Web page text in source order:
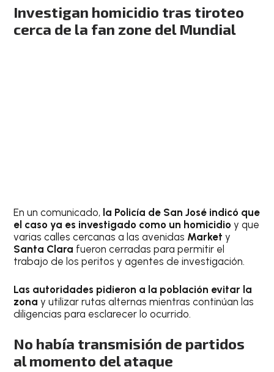
Investigan homicidio tras tiroteo
cerca de la fan zone del Mundial
En un comunicado, la Policía de San José indicó que
el caso ya es investigado como un homicidio y que
varias calles cercanas a las avenidas Market y
Santa Clara fueron cerradas para permitir el
trabajo de los peritos y agentes de investigación.
Las autoridades pidieron a la población evitar la
zona y utilizar rutas alternas mientras continúan las
diligencias para esclarecer lo ocurrido.
No había transmisión de partidos
al momento del ataque